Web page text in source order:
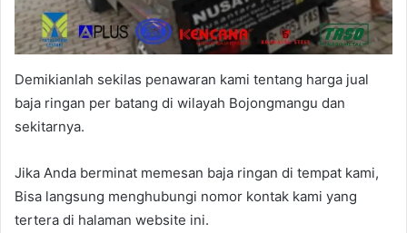
Demikianlah sekilas penawaran kami tentang harga jual
baja ringan per batang di wilayah Bojongmangu dan
sekitarnya.
Jika Anda berminat memesan baja ringan di tempat kami,
Bisa langsung menghubungi nomor kontak kami yang
tertera di halaman website ini.